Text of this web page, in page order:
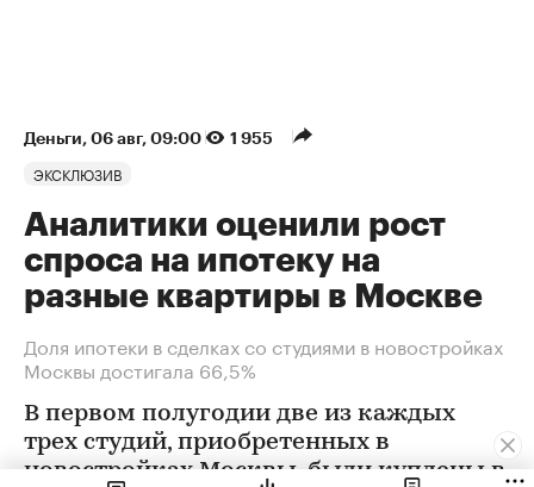
Деньги⁠, 06 авг, 09:00 1 955
ЭКСКЛЮЗИВ
Аналитики оценили рост
спроса на ипотеку на
разные квартиры в Москве
Доля ипотеки в сделках со студиями в новостройках
Москвы достигала 66,5%
В первом полугодии две из каждых
трех студий, приобретенных в
новостройках Москвы, были куплены в